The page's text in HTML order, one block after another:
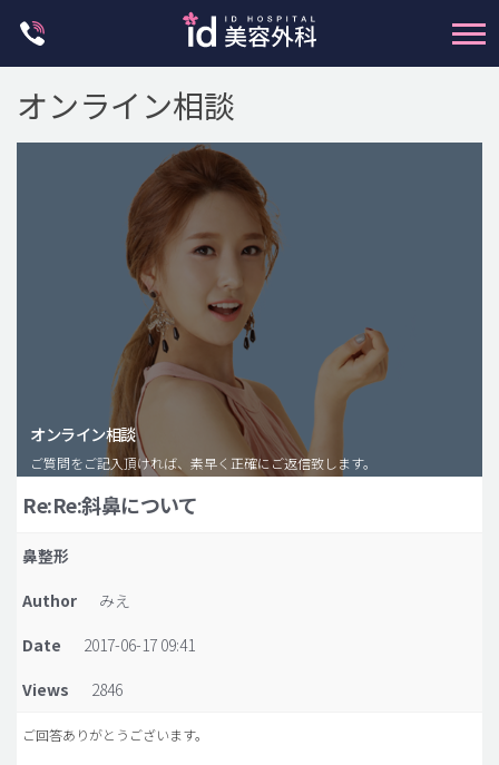
脂肪注入(アンチエイジング)
豊胸手術・バストアップ
プチ整形
idリアルストーリー
idニュース
病院紹介
安全整形
オンライン相談
オンライン相談
ご質問をご記入頂ければ、素早く正確にご返信致します。
Re:Re:斜鼻について
鼻整形
Author
みえ
Date
2017-06-17 09:41
Views
2846
ご回答ありがとうございます。